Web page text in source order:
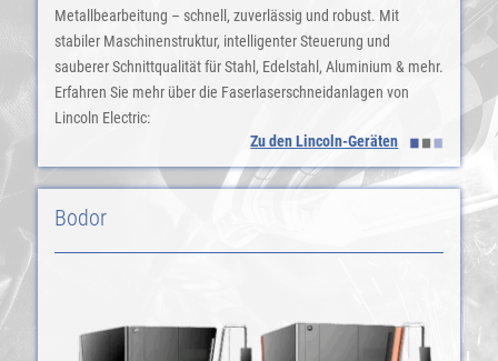
Metallbearbeitung – schnell, zuverlässig und robust. Mit
stabiler Maschinenstruktur, intelligenter Steuerung und
sauberer Schnittqualität für Stahl, Edelstahl, Aluminium & mehr.
Erfahren Sie mehr über die Faserlaserschneidanlagen von
Lincoln Electric:
Zu den Lincoln-Geräten
Bodor